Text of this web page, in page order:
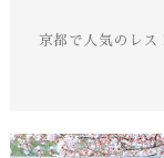
京都で人気のレス